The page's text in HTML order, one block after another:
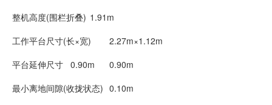
整机高度(围栏折叠) 1.91m
工作平台尺寸(长×宽)
2.27m×1.12m
平台延伸尺寸 0.90m
0.90m
最小离地间隙(收拢状态) 0.10m